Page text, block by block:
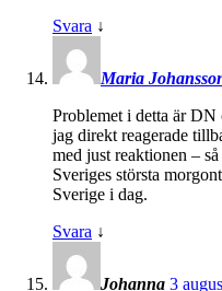
Svara ↓
Maria
Problemet i detta är DN
jag direkt reagerade
med just reaktionen –
Sveriges största
Sverige i dag.
Svara ↓
Johanna 3